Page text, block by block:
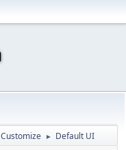
Customize ► Default UI